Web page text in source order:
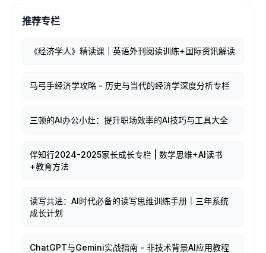
推荐专栏
《经济学人》精读课｜英语外刊阅读训练+国际资讯解读
马弓手经济学攻略 - 历史与当代的经济学深度分析专栏
三顿的AI办公小灶：提升职场效率的AI技巧与工具大全
伴知行2024-2025家长成长专栏 | 数学思维+AI读书
+教育方法
读写共进：AI时代必备的读写思维训练手册｜三年系统
成长计划
ChatGPT与Gemini实战指南 - 非技术背景AI应用教程